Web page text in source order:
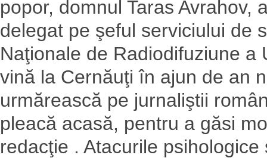
popor, domnul Taras Avrahov,
delegat pe şeful serviciului de
Naţionale de Radiodifuziune a
vină la Cernăuţi în ajun de an
urmărească pe jurnaliştii
pleacă acasă, pentru a găsi
redacţie . Atacurile